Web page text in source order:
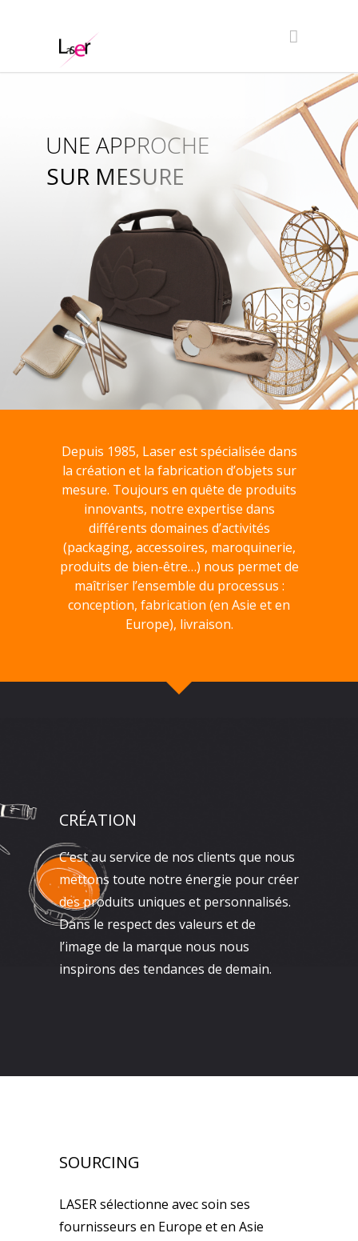
SUR MESURE
UNE APPROCHE
Depuis 1985, Laser est spécialisée dans
la création et la fabrication d’objets sur
mesure. Toujours en quête de produits
innovants, notre expertise dans
différents domaines d’activités
(packaging, accessoires, maroquinerie,
produits de bien-être…) nous permet de
maîtriser l’ensemble du processus :
conception, fabrication (en Asie et en
Europe), livraison.
CRÉATION
C’est au service de nos clients que nous
mettons toute notre énergie pour créer
des produits uniques et personnalisés.
Dans le respect des valeurs et de
l’image de la marque nous nous
inspirons des tendances de demain.
SOURCING
LASER sélectionne avec soin ses
fournisseurs en Europe et en Asie